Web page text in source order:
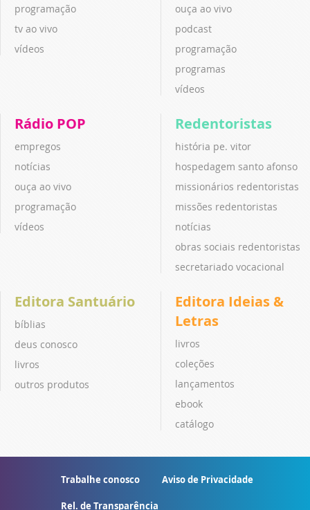
programação
tv ao vivo
vídeos
ouça ao vivo
podcast
programação
programas
vídeos
Rádio POP
empregos
notícias
ouça ao vivo
programação
vídeos
Redentoristas
história pe. vitor
hospedagem santo afonso
missionários redentoristas
missões redentoristas
notícias
obras sociais redentoristas
secretariado vocacional
Editora Santuário
bíblias
deus conosco
livros
outros produtos
Editora Ideias &
Letras
livros
coleções
lançamentos
ebook
catálogo
Trabalhe conosco Aviso de Privacidade
Rel. de Transparência